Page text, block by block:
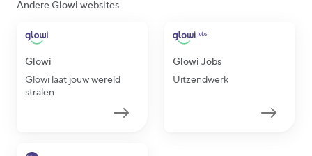
Andere Glowi websites
Glowi
Glowi laat jouw wereld
stralen
Glowi Jobs
Uitzendwerk